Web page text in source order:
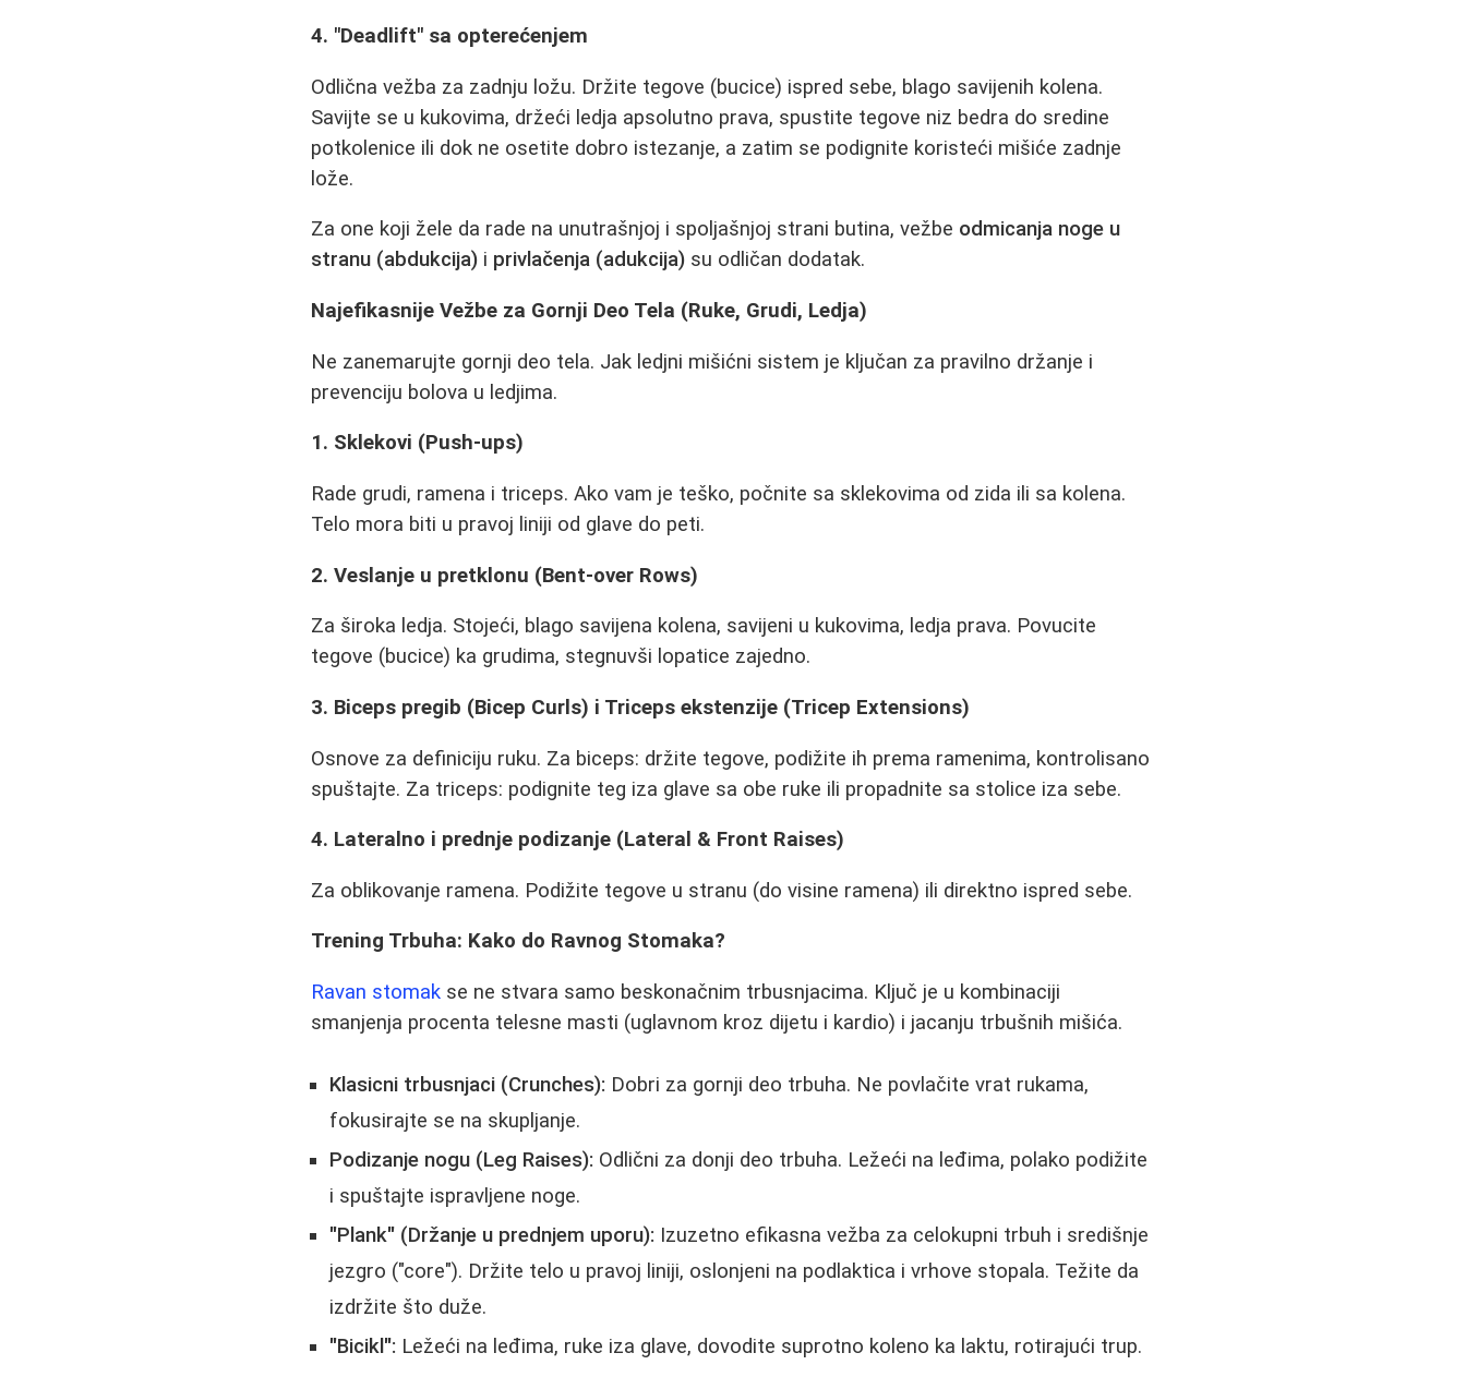
4. "Deadlift" sa opterećenjem
Odlična vežba za zadnju ložu. Držite tegove (bucice) ispred sebe, blago savijenih kolena.
Savijte se u kukovima, držeći ledja apsolutno prava, spustite tegove niz bedra do sredine
potkolenice ili dok ne osetite dobro istezanje, a zatim se podignite koristeći mišiće zadnje
lože.
Za one koji žele da rade na unutrašnjoj i spoljašnjoj strani butina, vežbe odmicanja noge u
stranu (abdukcija) i privlačenja (adukcija) su odličan dodatak.
Najefikasnije Vežbe za Gornji Deo Tela (Ruke, Grudi, Ledja)
Ne zanemarujte gornji deo tela. Jak ledjni mišićni sistem je ključan za pravilno držanje i
prevenciju bolova u ledjima.
1. Sklekovi (Push-ups)
Rade grudi, ramena i triceps. Ako vam je teško, počnite sa sklekovima od zida ili sa kolena.
Telo mora biti u pravoj liniji od glave do peti.
2. Veslanje u pretklonu (Bent-over Rows)
Za široka ledja. Stojeći, blago savijena kolena, savijeni u kukovima, ledja prava. Povucite
tegove (bucice) ka grudima, stegnuvši lopatice zajedno.
3. Biceps pregib (Bicep Curls) i Triceps ekstenzije (Tricep Extensions)
Osnove za definiciju ruku. Za biceps: držite tegove, podižite ih prema ramenima, kontrolisano
spuštajte. Za triceps: podignite teg iza glave sa obe ruke ili propadnite sa stolice iza sebe.
4. Lateralno i prednje podizanje (Lateral & Front Raises)
Za oblikovanje ramena. Podižite tegove u stranu (do visine ramena) ili direktno ispred sebe.
Trening Trbuha: Kako do Ravnog Stomaka?
Ravan stomak se ne stvara samo beskonačnim trbusnjacima. Ključ je u kombinaciji
smanjenja procenta telesne masti (uglavnom kroz dijetu i kardio) i jacanju trbušnih mišića.
Klasicni trbusnjaci (Crunches): Dobri za gornji deo trbuha. Ne povlačite vrat rukama,
fokusirajte se na skupljanje.
Podizanje nogu (Leg Raises): Odlični za donji deo trbuha. Ležeći na leđima, polako podižite
i spuštajte ispravljene noge.
"Plank" (Držanje u prednjem uporu): Izuzetno efikasna vežba za celokupni trbuh i središnje
jezgro ("core"). Držite telo u pravoj liniji, oslonjeni na podlaktica i vrhove stopala. Težite da
izdržite što duže.
"Bicikl": Ležeći na leđima, ruke iza glave, dovodite suprotno koleno ka laktu, rotirajući trup.